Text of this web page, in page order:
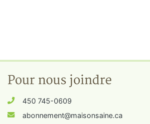
Pour nous joindre
450 745-0609
abonnement@maisonsaine.ca